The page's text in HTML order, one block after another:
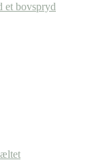
et bovspryd